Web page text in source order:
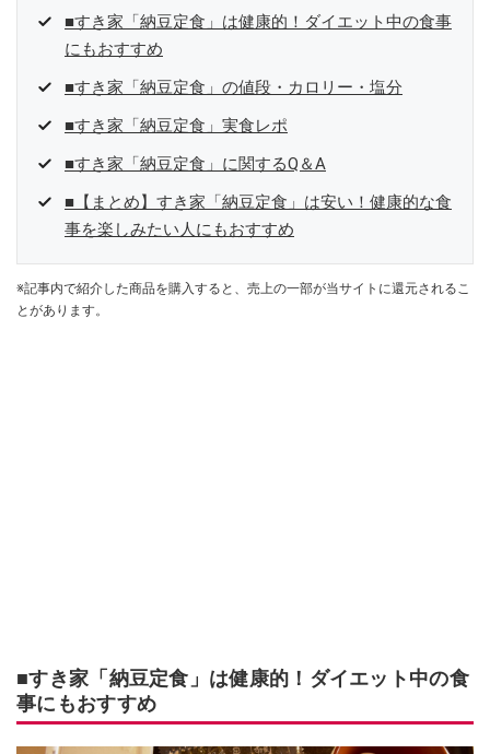
■すき家「納豆定食」は健康的！ダイエット中の食事
にもおすすめ
■すき家「納豆定食」の値段・カロリー・塩分
■すき家「納豆定食」実食レポ
■すき家「納豆定食」に関するQ＆A
■【まとめ】すき家「納豆定食」は安い！健康的な食
事を楽しみたい人にもおすすめ
※記事内で紹介した商品を購入すると、売上の一部が当サイトに還元されるこ
とがあります。
■すき家「納豆定食」は健康的！ダイエット中の食
事にもおすすめ